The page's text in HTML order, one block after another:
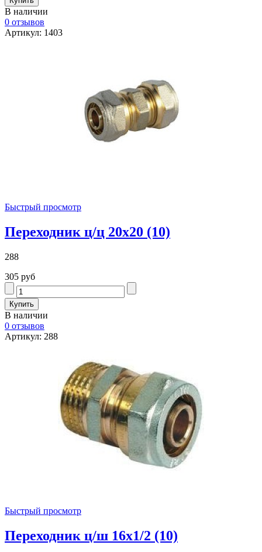
В наличии
0 отзывов
Артикул: 1403
Быстрый просмотр
Переходник ц/ц 20х20 (10)
288
305 руб
В наличии
0 отзывов
Артикул: 288
Быстрый просмотр
Переходник ц/ш 16х1/2 (10)